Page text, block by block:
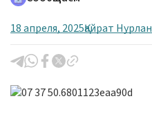
18 апреля, 2025Қайрат Нурлан